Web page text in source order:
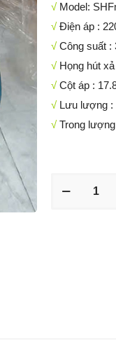
√Model:
√Điện áp :
√Công suất :
√Họng hút xả
√ Cột áp :
√Lưu lượng :
√Trong lượng